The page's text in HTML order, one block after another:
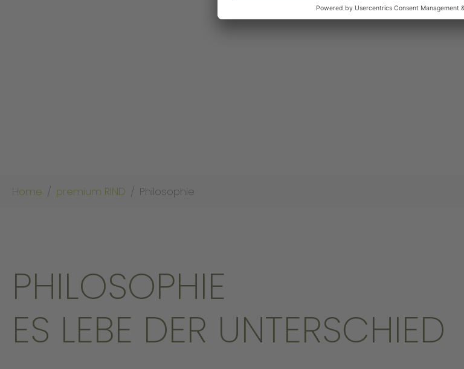
Sie sind hier:
Home premium RIND Philosophie
PHILOSOPHIE
ES LEBE DER UNTERSCHIED